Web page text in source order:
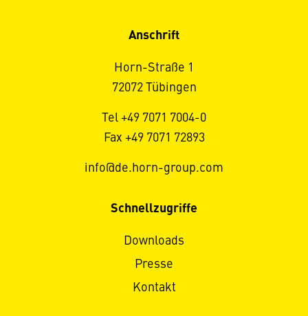
Anschrift
Horn-Straße 1
72072 Tübingen
Tel +49 7071 7004-0
Fax +49 7071 72893
info@de.horn-group.com
Schnellzugriffe
Downloads
Presse
Kontakt